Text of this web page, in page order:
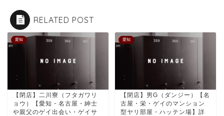
RELATED POST
愛知
【閉店】二川寮（フタガワリ
ョウ）【愛知・名古屋・紳士
や親父のゲイ出会い・ゲイサ
愛知
【閉店】男G（ダンジー）【名
古屋・栄・ゲイのマンション
型ヤリ部屋・ハッテン場】詳